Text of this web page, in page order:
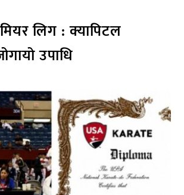
लिग : क्यापिटल
उपाधि